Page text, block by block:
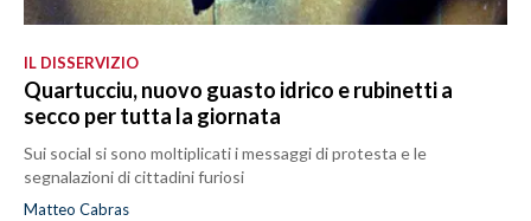
IL DISSERVIZIO
Quartucciu, nuovo guasto idrico e rubinetti a
secco per tutta la giornata
Sui social si sono moltiplicati i messaggi di protesta e le
segnalazioni di cittadini furiosi
Matteo Cabras